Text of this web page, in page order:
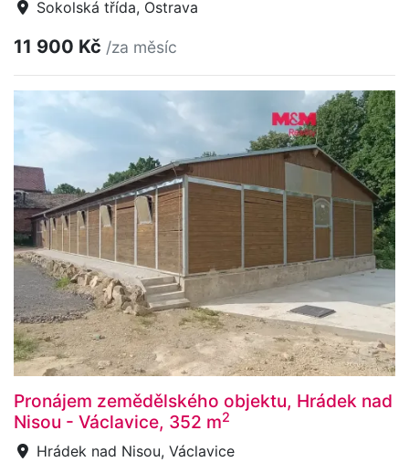
Sokolská třída, Ostrava
11 900 Kč /za měsíc
Pronájem zemědělského objektu, Hrádek nad
Nisou - Václavice, 352 m2
Hrádek nad Nisou, Václavice